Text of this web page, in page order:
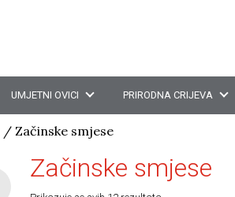
UMJETNI OVICI PRIRODNA CRIJEVA
/ Začinske smjese
Začinske smjese